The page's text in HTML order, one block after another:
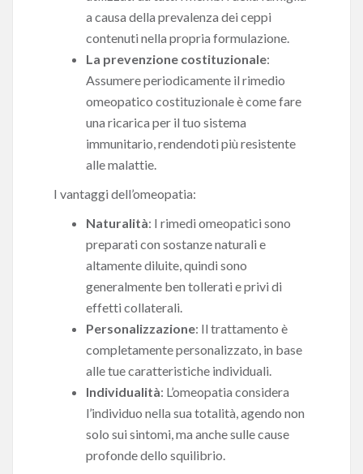
a causa della prevalenza dei ceppi
contenuti nella propria formulazione.
La prevenzione costituzionale:
Assumere periodicamente il rimedio
omeopatico costituzionale è come fare
una ricarica per il tuo sistema
immunitario, rendendoti più resistente
alle malattie.
I vantaggi dell’omeopatia:
Naturalità: I rimedi omeopatici sono
preparati con sostanze naturali e
altamente diluite, quindi sono
generalmente ben tollerati e privi di
effetti collaterali.
Personalizzazione: Il trattamento è
completamente personalizzato, in base
alle tue caratteristiche individuali.
Individualità: L’omeopatia considera
l’individuo nella sua totalità, agendo non
solo sui sintomi, ma anche sulle cause
profonde dello squilibrio.